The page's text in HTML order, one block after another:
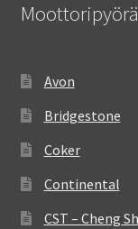
Avon
Bridgestone
Coker
Continental
CST – Cheng